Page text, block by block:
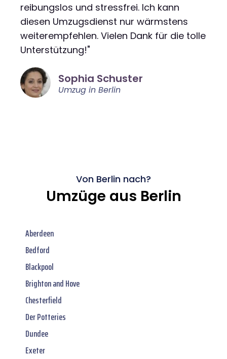
reibungslos und stressfrei. Ich kann
diesen Umzugsdienst nur wärmstens
weiterempfehlen. Vielen Dank für die tolle
Unterstützung!"
Sophia Schuster
Umzug in Berlin
Von Berlin nach?
Umzüge aus Berlin
Aberdeen
Bedford
Blackpool
Brighton and Hove
Chesterfield
Der Potteries
Dundee
Exeter